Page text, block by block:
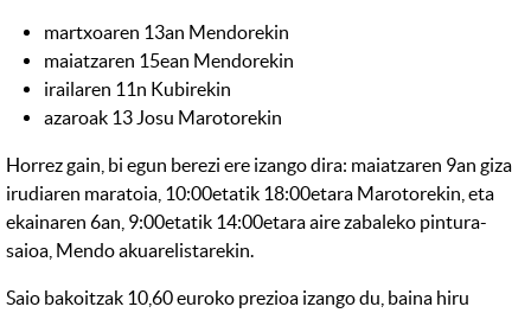
martxoaren 13an Mendorekin
maiatzaren 15ean Mendorekin
irailaren 11n Kubirekin
azaroak 13 Josu Marotorekin
Horrez gain, bi egun berezi ere izango dira: maiatzaren 9an giza
irudiaren maratoia, 10:00etatik 18:00etara Marotorekin, eta
ekainaren 6an, 9:00etatik 14:00etara aire zabaleko pintura-
saioa, Mendo akuarelistarekin.
Saio bakoitzak 10,60 euroko prezioa izango du, baina hiru